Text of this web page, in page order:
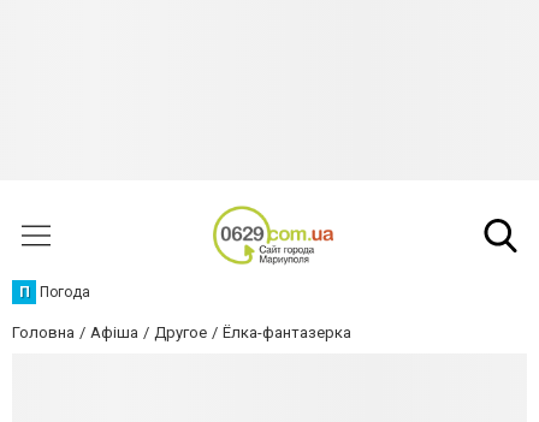
П Погода
Головна Афіша Другое Ёлка-фантазерка